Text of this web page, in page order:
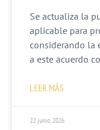
Se actualiza la
aplicable para
considerando la
a este acuerdo
LEER MÁS
22 junio, 2026